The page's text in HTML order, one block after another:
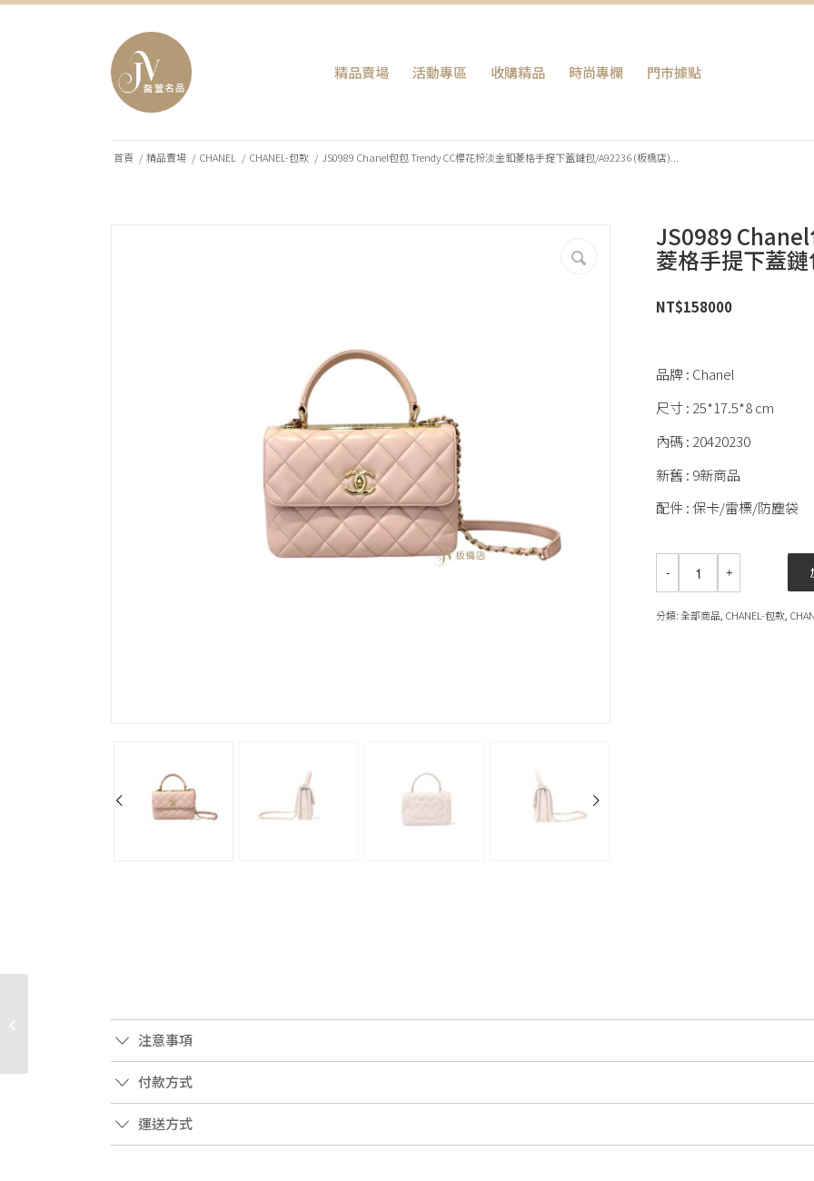
精品賣場 活動專區 收購精品 時尚專欄 門巿據點
首頁 / 精品賣場 / CHANEL / CHANEL-包款 / JS0989 Chanel包包 Trendy CC櫻花粉淡金釦菱格手提下蓋鏈包/A92236 (板橋店)...
JS0989
菱格手提下蓋
NT$158000
品牌 : Chanel
尺寸 : 25*17.5*8 cm
內碼 : 20420230
新舊 : 9新商品
配件 : 保卡/雷標/防塵袋
分類:全部商品 CHANEL-包款
注意事項
付款方式
運送方式
棕牛皮Petite銀釦雙G橫
版迷你郵差包739722...